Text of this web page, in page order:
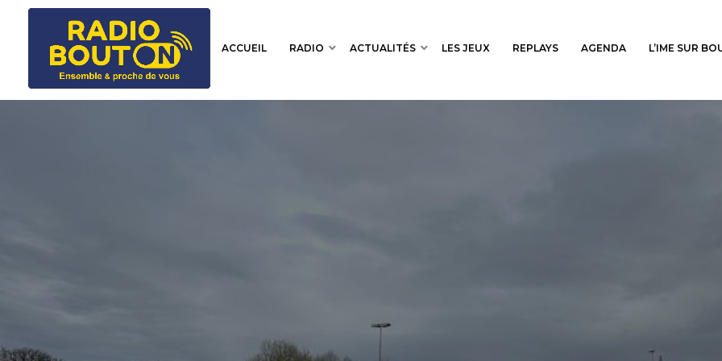
ACCUEIL RADIO ACTUALITÉS LES JEUX REPLAYS AGENDA L’IME SUR